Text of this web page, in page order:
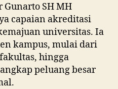
Gunarto SH MH
capaian akreditasi
universitas. Ia
kampus, mulai dari
hingga
peluang besar